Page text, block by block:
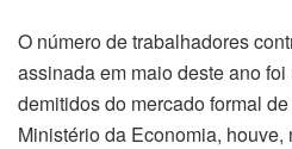
O número de trabalhadores
assinada em maio deste ano
demitidos do mercado formal
Ministério da Economia, houve,